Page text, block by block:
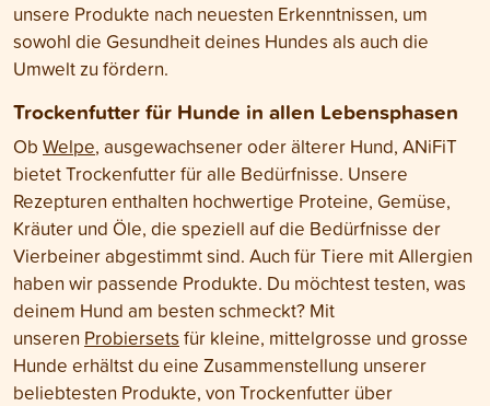
unsere Produkte nach neuesten Erkenntnissen, um
sowohl die Gesundheit deines Hundes als auch die
Umwelt zu fördern.
Trockenfutter für Hunde in allen Lebensphasen
Ob Welpe, ausgewachsener oder älterer Hund, ANiFiT
bietet Trockenfutter für alle Bedürfnisse. Unsere
Rezepturen enthalten hochwertige Proteine, Gemüse,
Kräuter und Öle, die speziell auf die Bedürfnisse der
Vierbeiner abgestimmt sind. Auch für Tiere mit Allergien
haben wir passende Produkte. Du möchtest testen, was
deinem Hund am besten schmeckt? Mit
unseren Probiersets für kleine, mittelgrosse und grosse
Hunde erhältst du eine Zusammenstellung unserer
beliebtesten Produkte, von Trockenfutter über